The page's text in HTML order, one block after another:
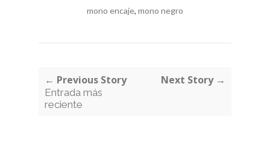
mono encaje, mono negro
← Previous Story
Entrada más
reciente
Next Story →